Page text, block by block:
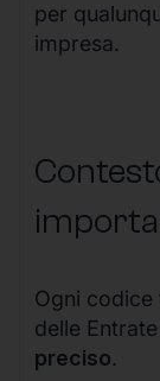
per
impresa.
Ogni codice
delle
preciso.